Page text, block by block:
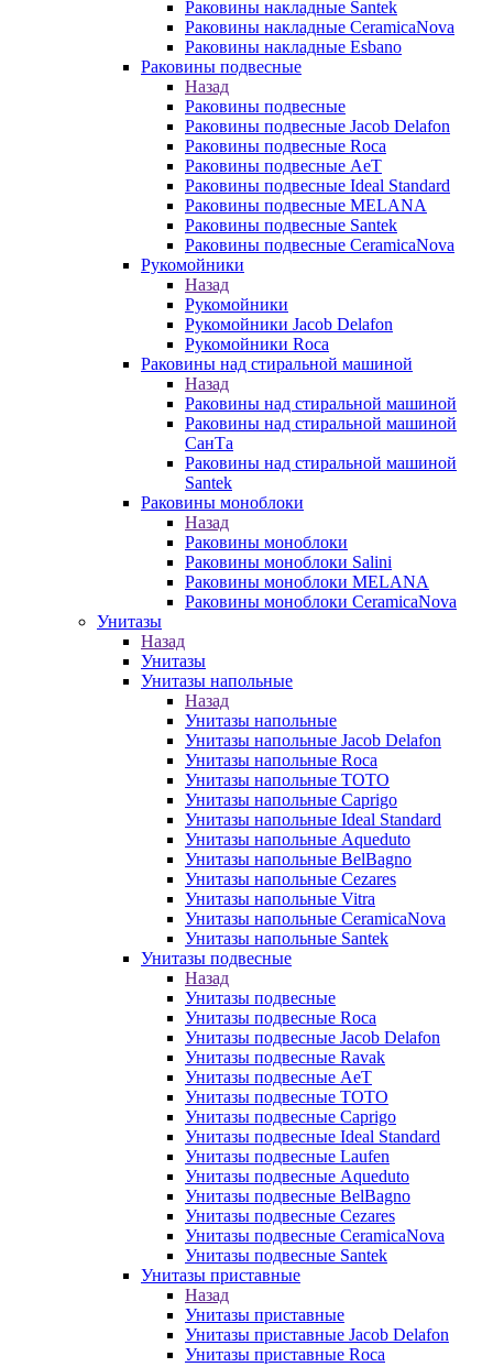
Раковины накладные Santek
Раковины накладные CeramicaNova
Раковины накладные Esbano
Раковины подвесные
Назад
Раковины подвесные
Раковины подвесные Jacob Delafon
Раковины подвесные Roca
Раковины подвесные AeT
Раковины подвесные Ideal Standard
Раковины подвесные MELANA
Раковины подвесные Santek
Раковины подвесные CeramicaNova
Рукомойники
Назад
Рукомойники
Рукомойники Jacob Delafon
Рукомойники Roca
Раковины над стиральной машиной
Назад
Раковины над стиральной машиной
Раковины над стиральной машиной
СанТа
Раковины над стиральной машиной
Santek
Раковины моноблоки
Назад
Раковины моноблоки
Раковины моноблоки Salini
Раковины моноблоки MELANA
Раковины моноблоки CeramicaNova
Унитазы
Назад
Унитазы
Унитазы напольные
Назад
Унитазы напольные
Унитазы напольные Jacob Delafon
Унитазы напольные Roca
Унитазы напольные TOTO
Унитазы напольные Caprigo
Унитазы напольные Ideal Standard
Унитазы напольные Aqueduto
Унитазы напольные BelBagno
Унитазы напольные Cezares
Унитазы напольные Vitra
Унитазы напольные CeramicaNova
Унитазы напольные Santek
Унитазы подвесные
Назад
Унитазы подвесные
Унитазы подвесные Roca
Унитазы подвесные Jacob Delafon
Унитазы подвесные Ravak
Унитазы подвесные AeT
Унитазы подвесные TOTO
Унитазы подвесные Caprigo
Унитазы подвесные Ideal Standard
Унитазы подвесные Laufen
Унитазы подвесные Aqueduto
Унитазы подвесные BelBagno
Унитазы подвесные Cezares
Унитазы подвесные CeramicaNova
Унитазы подвесные Santek
Унитазы приставные
Назад
Унитазы приставные
Унитазы приставные Jacob Delafon
Унитазы приставные Roca